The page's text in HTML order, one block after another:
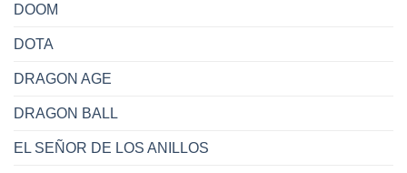
DOOM
DOTA
DRAGON AGE
DRAGON BALL
EL SEÑOR DE LOS ANILLOS